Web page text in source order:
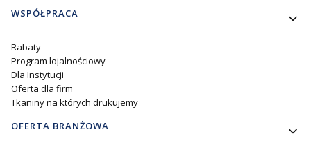
WSPÓŁPRACA
Rabaty
Program lojalnościowy
Dla Instytucji
Oferta dla firm
Tkaniny na których drukujemy
OFERTA BRANŻOWA